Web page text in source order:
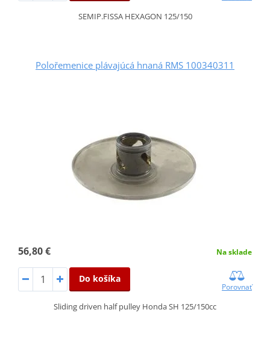
SEMIP.FISSA HEXAGON 125/150
Polořemenice plávajúcá hnaná RMS 100340311
56,80 € Na sklade
Do košíka
Porovnať
Sliding driven half pulley Honda SH 125/150cc